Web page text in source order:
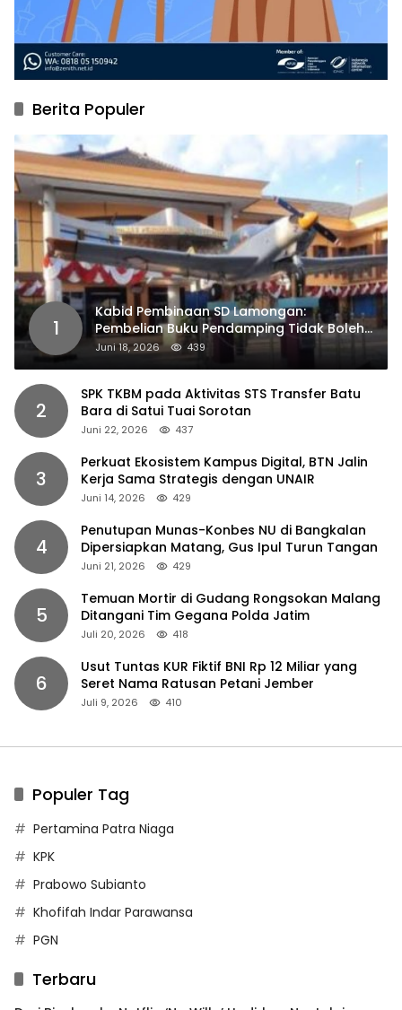
Berita Populer
1
Kabid Pembinaan SD Lamongan:
Pembelian Buku Pendamping Tidak Boleh
Dipaksakan
Juni 18, 2026 439
2
SPK TKBM pada Aktivitas STS Transfer Batu
Bara di Satui Tuai Sorotan
Juni 22, 2026 437
3
Perkuat Ekosistem Kampus Digital, BTN Jalin
Kerja Sama Strategis dengan UNAIR
Juni 14, 2026 429
4
Penutupan Munas-Konbes NU di Bangkalan
Dipersiapkan Matang, Gus Ipul Turun Tangan
Juni 21, 2026 429
5
Temuan Mortir di Gudang Rongsokan Malang
Ditangani Tim Gegana Polda Jatim
Juli 20, 2026 418
6
Usut Tuntas KUR Fiktif BNI Rp 12 Miliar yang
Seret Nama Ratusan Petani Jember
Juli 9, 2026 410
Populer Tag
Pertamina Patra Niaga
KPK
Prabowo Subianto
Khofifah Indar Parawansa
PGN
Terbaru